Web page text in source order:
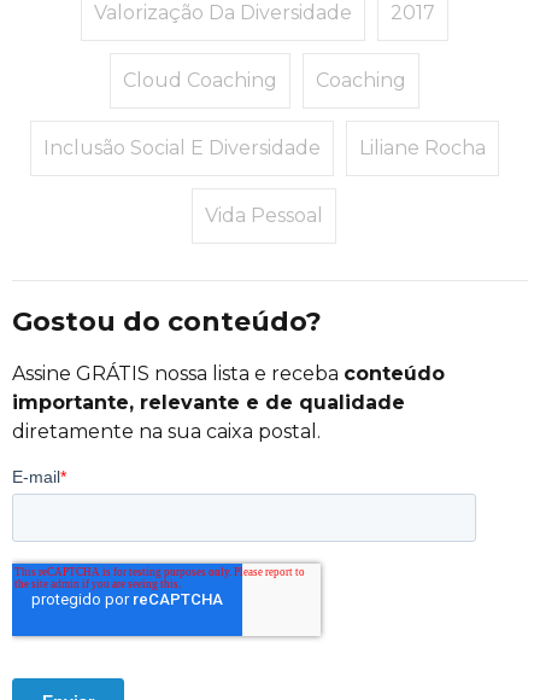
Valorização Da Diversidade 2017
Cloud Coaching Coaching
Inclusão Social E Diversidade Liliane Rocha
Vida Pessoal
Gostou do conteúdo?
Assine GRÁTIS nossa lista e receba conteúdo
importante, relevante e de qualidade
diretamente na sua caixa postal.